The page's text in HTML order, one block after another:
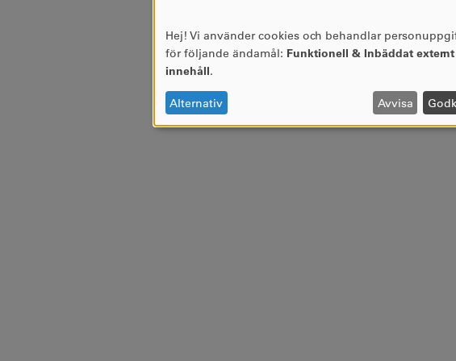
ANVÄNDNING
AV
OCH
COOKIES
Hej! Vi använder cookies och behandlar
för följande ändamål: Funktionell & Inbäddat externt
innehåll.
Alternativ Avvisa